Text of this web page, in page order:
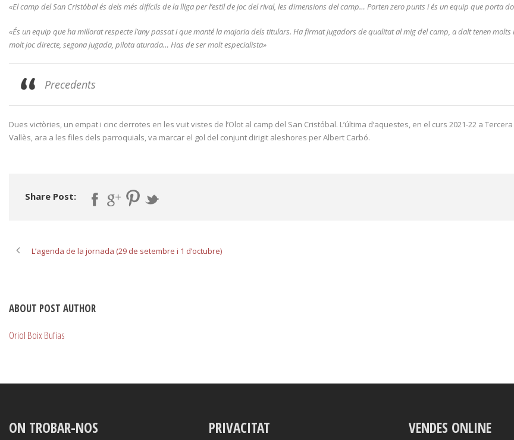
«El camp del San Cristóbal és dels més difícils de la lliga per l’estil de joc del rival, les dimensions del camp… Porten zero punts i és un equip que porta
«És un equip que ha millorat respecte l’any passat i que manté la majoria dels titulars. Ha firmat jugadors de qualitat al mig del camp, a dalt tenen
molt joc directe, segona jugada, pilota aturada… Has de ser molt especialista»
Precedents
Dues victòries, un empat i cinc derrotes en les vuit vistes de l’Olot al camp del San Cristóbal. L’última d’aquestes, en el curs 2021-22 a
Vallès, ara a les files dels parroquials, va marcar el gol del conjunt dirigit aleshores per Albert Carbó.
Share Post:
L’agenda de la jornada (29 de setembre i 1 d’octubre)
ABOUT POST AUTHOR
Oriol Boix Bufias
ON TROBAR-NOS PRIVACITAT VENDES ONLINE